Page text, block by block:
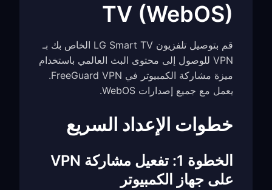
TV (WebOS)
قم بتوصيل تلفزيون LG Smart TV الخاص بك بـ
VPN للوصول إلى محتوى البث العالمي باستخدام
ميزة مشاركة الكمبيوتر في FreeGuard VPN.
يعمل مع جميع إصدارات WebOS.
خطوات الإعداد السريع
الخطوة 1: تفعيل مشاركة VPN
على جهاز الكمبيوتر